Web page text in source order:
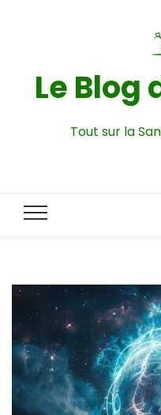
Le Blog
Tout sur la